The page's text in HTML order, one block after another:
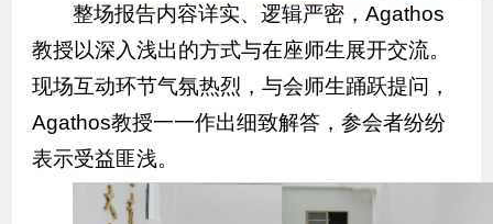
整场报告内容详实、逻辑严密，Agathos
教授以深入浅出的方式与在座师生展开交流。
现场互动环节气氛热烈，与会师生踊跃提问，
Agathos教授一一作出细致解答，参会者纷纷
表示受益匪浅。